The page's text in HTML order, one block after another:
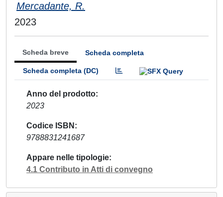
Mercadante, R.
2023
Scheda breve Scheda completa
Scheda completa (DC)
Anno del prodotto
2023
Codice ISBN
9788831241687
Appare nelle tipologie
4.1 Contributo in Atti di convegno